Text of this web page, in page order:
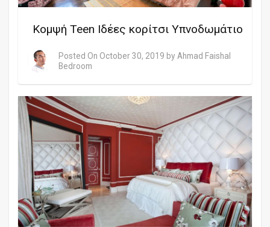
Κομψή Teen Ιδέες κορίτσι Υπνοδωμάτιο
Posted On October 30, 2019 by Ahmad Faishal
Bedroom